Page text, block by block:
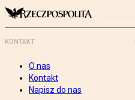
KONTAKT
O nas
Kontakt
Napisz do nas